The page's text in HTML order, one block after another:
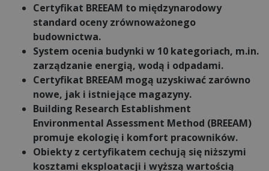
Certyfikat BREEAM to międzynarodowy
standard oceny zrównoważonego
budownictwa.
System ocenia budynki w 10 kategoriach, m.in.
zarządzanie energią, wodą i odpadami.
Certyfikat BREEAM mogą uzyskiwać zarówno
nowe, jak i istniejące magazyny.
Building Research Establishment
Environmental Assessment Method (BREEAM)
promuje ekologię i komfort pracowników.
Obiekty z certyfikatem cechują się niższymi
kosztami eksploatacji i wyższą wartością